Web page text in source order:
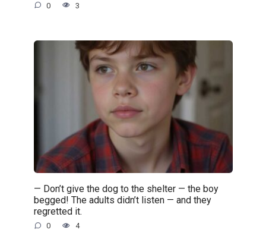
0 3
— Don’t give the dog to the shelter — the boy
begged! The adults didn’t listen — and they
regretted it.
0 4